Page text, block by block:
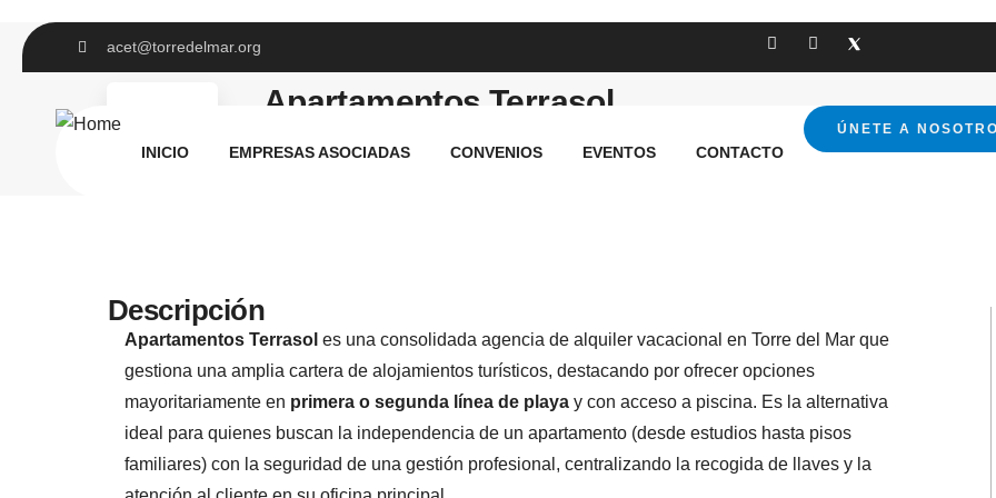
acet@torredelmar.org
INICIO EMPRESAS ASOCIADAS CONVENIOS EVENTOS CONTACTO
ÚNETE A
Apartamentos Terrasol
Descripción
Apartamentos Terrasol es una consolidada agencia de alquiler vacacional en Torre del Mar que
gestiona una amplia cartera de alojamientos turísticos, destacando por ofrecer opciones
mayoritariamente en primera o segunda línea de playa y con acceso a piscina. Es la alternativa
ideal para quienes buscan la independencia de un apartamento (desde estudios hasta pisos
familiares) con la seguridad de una gestión profesional, centralizando la recogida de llaves y la